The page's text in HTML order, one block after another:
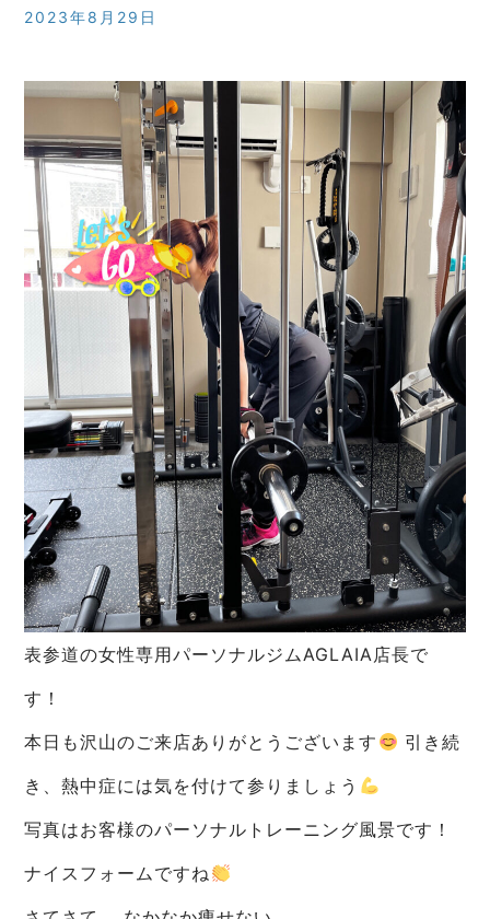
2023年8月29日
表参道の女性専用パーソナルジムAGLAIA店長で
す！
本日も沢山のご来店ありがとうございます
引き続
き、熱中症には気を付けて参りましょう
写真はお客様のパーソナルトレーニング風景です！
ナイスフォームですね